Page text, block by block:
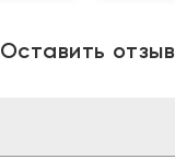
Оставить отзыв